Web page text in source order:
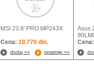
MSI 23.8' PRO MP243X
Cena: 10.770 din.
dodaj »» opsirnije »»
Asus